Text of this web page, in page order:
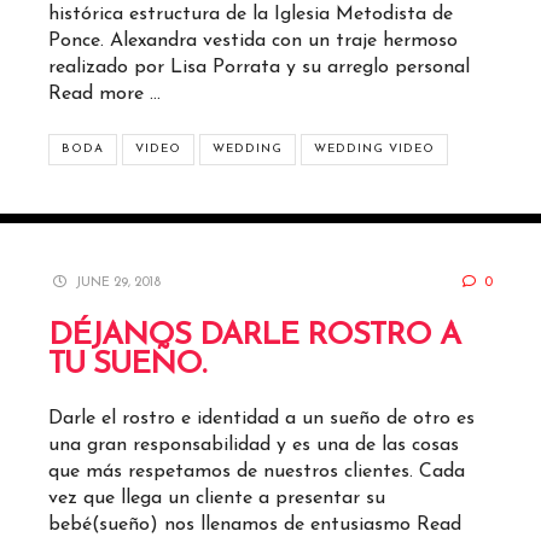
histórica estructura de la Iglesia Metodista de
Ponce. Alexandra vestida con un traje hermoso
realizado por Lisa Porrata y su arreglo personal
Read more …
BODA VIDEO WEDDING WEDDING VIDEO
JUNE 29, 2018 0
DÉJANOS DARLE ROSTRO A
TU SUEÑO.
Darle el rostro e identidad a un sueño de otro es
una gran responsabilidad y es una de las cosas
que más respetamos de nuestros clientes. Cada
vez que llega un cliente a presentar su
bebé(sueño) nos llenamos de entusiasmo Read